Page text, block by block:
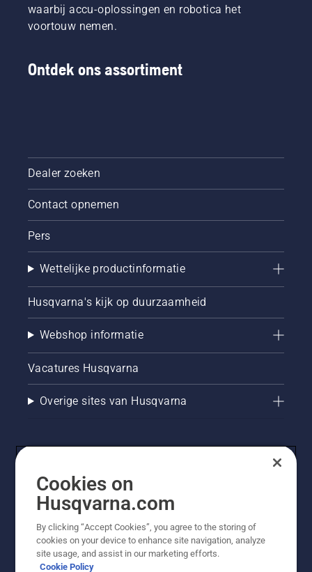
waarbij accu-oplossingen en robotica het
voortouw nemen.
Ontdek ons assortiment
Dealer zoeken
Contact opnemen
Pers
Wettelijke productinformatie
Husqvarna's kijk op duurzaamheid
Webshop informatie
Vacatures Husqvarna
Overige sites van Husqvarna
© Husqvarna AB (publ). Alle rechten voorbehouden. De
getoonde prijzen zijn consumentenadviesprijzen. Alle
Cookies on
Husqvarna.com
By clicking “Accept Cookies”, you agree to the storing of
cookies on your device to enhance site navigation, analyze
site usage, and assist in our marketing efforts.
Cookie Policy